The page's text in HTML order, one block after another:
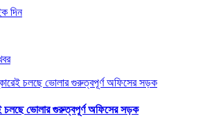
দিন
চলছে ভোলার গুরুত্বপূর্ণ অফিসের সড়ক